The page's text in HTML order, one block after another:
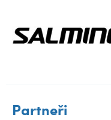
Partneři